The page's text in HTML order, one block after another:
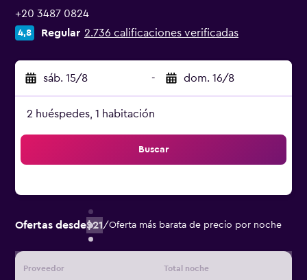
+20 3487 0824
4,8 Regular 2.736 calificaciones verificadas
sáb. 15/8 - dom. 16/8
2 huéspedes, 1 habitación
Buscar
Ofertas desde$21/Oferta más barata de precio por noche
Proveedor Total noche